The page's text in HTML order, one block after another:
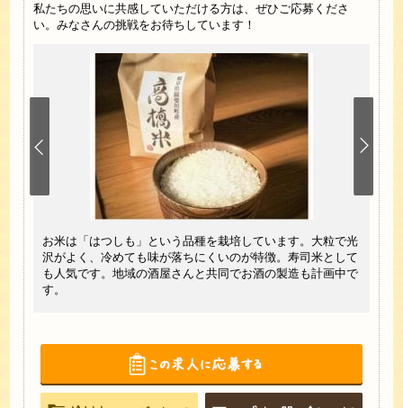
私たちの思いに共感していただける方は、ぜひご応募くださ
い。みなさんの挑戦をお待ちしています！
り
お米は「はつしも」という品種を栽培しています。大粒で光
沢がよく、冷めても味が落ちにくいのが特徴。寿司米として
も人気です。地域の酒屋さんと共同でお酒の製造も計画中で
す。
当
ま
の
の